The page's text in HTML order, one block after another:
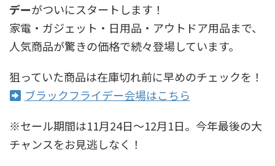
デーがついにスタートします！
家電・ガジェット・日用品・アウトドア用品まで、
人気商品が驚きの価格で続々登場しています。
狙っていた商品は在庫切れ前に早めのチェックを！
ブラックフライデー会場はこちら
※セール期間は11月24日〜12月1日。今年最後の大
チャンスをお見逃しなく！